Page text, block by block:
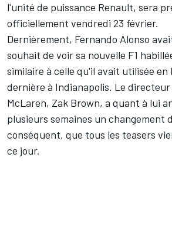
l'unité de puissance Renault, sera
officiellement vendredi 23 février.
Dernièrement, Fernando Alonso
souhait de voir sa nouvelle F1
similaire à celle qu'il avait utilisée en
dernière à Indianapolis. Le
McLaren, Zak Brown, a quant à lui
plusieurs semaines un changement
conséquent, que tous les teasers
ce jour.